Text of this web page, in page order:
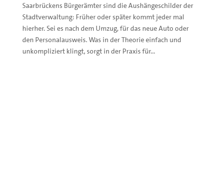
Saarbrückens Bürgerämter sind die Aushängeschilder der
Stadtverwaltung: Früher oder später kommt jeder mal
hierher. Sei es nach dem Umzug, für das neue Auto oder
den Personalausweis. Was in der Theorie einfach und
unkompliziert klingt, sorgt in der Praxis für...